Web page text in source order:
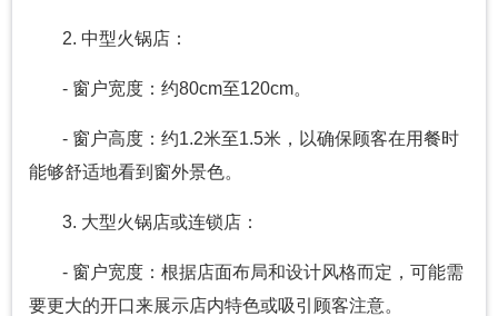
2. 中型火锅店：
- 窗户宽度：约80cm至120cm。
- 窗户高度：约1.2米至1.5米，以确保顾客在用餐时
能够舒适地看到窗外景色。
3. 大型火锅店或连锁店：
- 窗户宽度：根据店面布局和设计风格而定，可能需
要更大的开口来展示店内特色或吸引顾客注意。